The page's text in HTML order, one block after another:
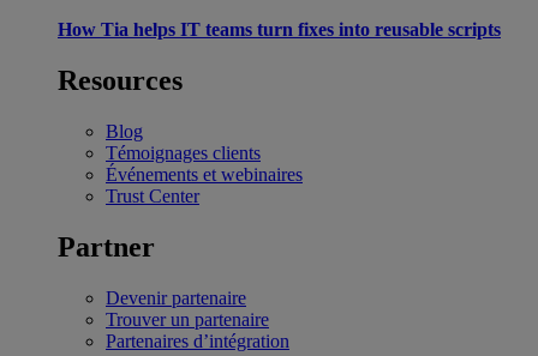
How Tia helps IT teams turn fixes into reusable scripts
Resources
Blog
Témoignages clients
Événements et webinaires
Trust Center
Partner
Devenir partenaire
Trouver un partenaire
Partenaires d’intégration